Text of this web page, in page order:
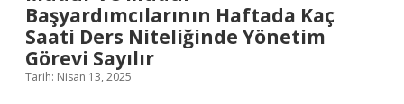
Başyardımcılarının Haftada Kaç
Saati Ders Niteliğinde Yönetim
Görevi Sayılır
Tarih: Nisan 13, 2025